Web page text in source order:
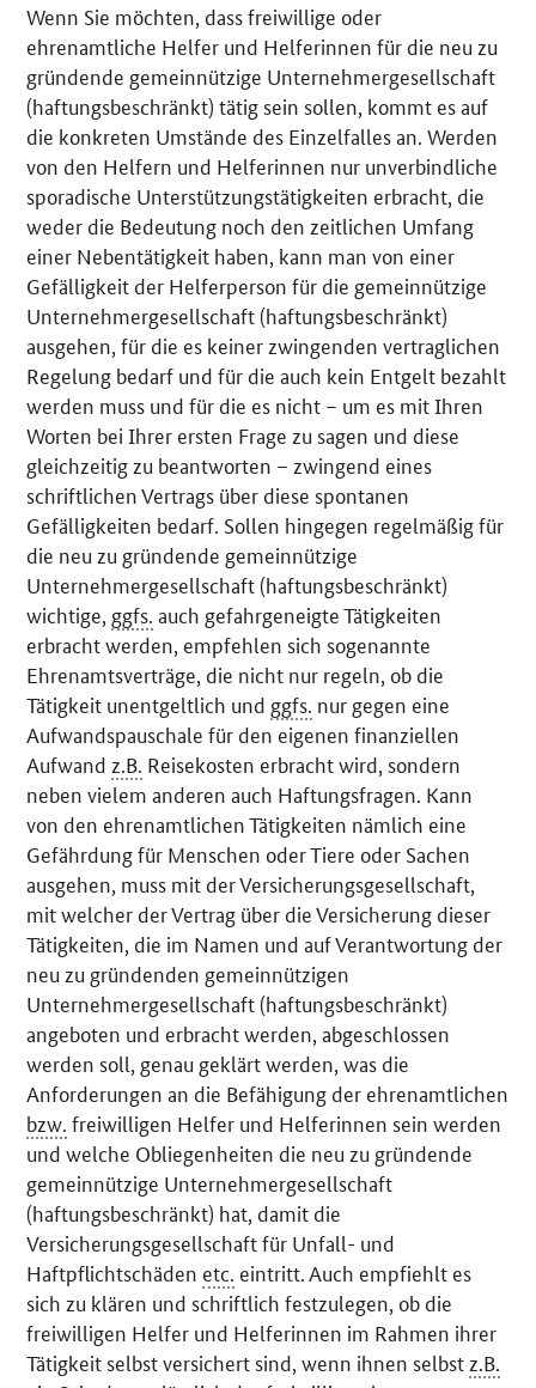
Wenn Sie möchten, dass freiwillige oder
ehrenamtliche Helfer und Helferinnen für die neu zu
gründende gemeinnützige Unternehmergesellschaft
(haftungsbeschränkt) tätig sein sollen, kommt es auf
die konkreten Umstände des Einzelfalles an. Werden
von den Helfern und Helferinnen nur unverbindliche
sporadische Unterstützungstätigkeiten erbracht, die
weder die Bedeutung noch den zeitlichen Umfang
einer Nebentätigkeit haben, kann man von einer
Gefälligkeit der Helferperson für die gemeinnützige
Unternehmergesellschaft (haftungsbeschränkt)
ausgehen, für die es keiner zwingenden vertraglichen
Regelung bedarf und für die auch kein Entgelt bezahlt
werden muss und für die es nicht – um es mit Ihren
Worten bei Ihrer ersten Frage zu sagen und diese
gleichzeitig zu beantworten – zwingend eines
schriftlichen Vertrags über diese spontanen
Gefälligkeiten bedarf. Sollen hingegen regelmäßig für
die neu zu gründende gemeinnützige
Unternehmergesellschaft (haftungsbeschränkt)
wichtige, ggfs. auch gefahrgeneigte Tätigkeiten
erbracht werden, empfehlen sich sogenannte
Ehrenamtsverträge, die nicht nur regeln, ob die
Tätigkeit unentgeltlich und ggfs. nur gegen eine
Aufwandspauschale für den eigenen finanziellen
Aufwand z.B. Reisekosten erbracht wird, sondern
neben vielem anderen auch Haftungsfragen. Kann
von den ehrenamtlichen Tätigkeiten nämlich eine
Gefährdung für Menschen oder Tiere oder Sachen
ausgehen, muss mit der Versicherungsgesellschaft,
mit welcher der Vertrag über die Versicherung dieser
Tätigkeiten, die im Namen und auf Verantwortung der
neu zu gründenden gemeinnützigen
Unternehmergesellschaft (haftungsbeschränkt)
angeboten und erbracht werden, abgeschlossen
werden soll, genau geklärt werden, was die
Anforderungen an die Befähigung der ehrenamtlichen
bzw. freiwilligen Helfer und Helferinnen sein werden
und welche Obliegenheiten die neu zu gründende
gemeinnützige Unternehmergesellschaft
(haftungsbeschränkt) hat, damit die
Versicherungsgesellschaft für Unfall- und
Haftpflichtschäden etc. eintritt. Auch empfiehlt es
sich zu klären und schriftlich festzulegen, ob die
freiwilligen Helfer und Helferinnen im Rahmen ihrer
Tätigkeit selbst versichert sind, wenn ihnen selbst z.B.